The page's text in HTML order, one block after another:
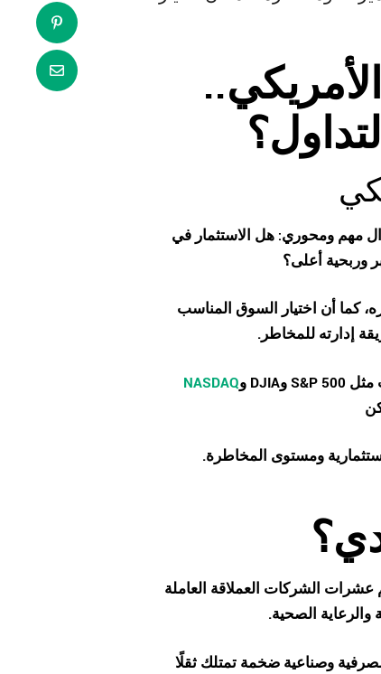
مهم ومحوري: هل الاستثمار في
وربحية أعلى؟
كما أن اختيار السوق المناسب
إدارته للمخاطر.
مثل S&P 500وDJIA وNASDAQ
ومستوى المخاطرة.
الشركات العملاقة العاملة
والرعاية الصحية.
وصناعية ضخمة تمتلك ثقلًا